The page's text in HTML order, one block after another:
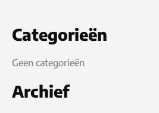
Categorieën
Geen categorieën
Archief